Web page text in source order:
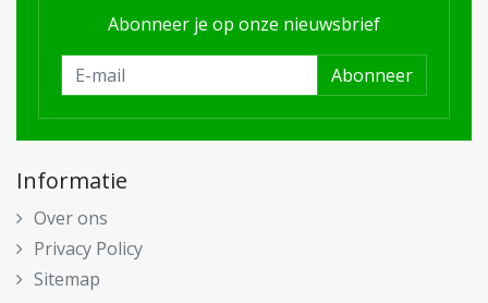
Abonneer je op onze nieuwsbrief
Abonneer
Informatie
Over ons
Privacy Policy
Sitemap